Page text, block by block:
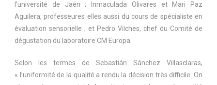
l’université de Jaén ; Inmaculada Olivares et Mari Paz
Aguilera, professeures elles aussi du cours de spécialiste en
évaluation sensorielle ; et Pedro Vilches, chef du Comité de
dégustation du laboratoire CM Europa.
Selon les termes de Sebastián Sánchez Villasclaras,
« l’uniformité de la qualité a rendu la décision très difficile. On